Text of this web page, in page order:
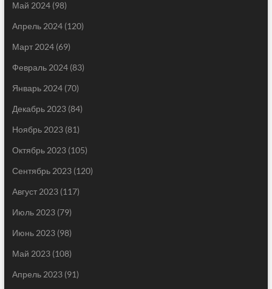
Май 2024(98)
Апрель 2024(120)
Март 2024(69)
Февраль 2024(83)
Январь 2024(70)
Декабрь 2023(84)
Ноябрь 2023(81)
Октябрь 2023(105)
Сентябрь 2023(120)
Август 2023(117)
Июль 2023(79)
Июнь 2023(98)
Май 2023(108)
Апрель 2023(91)